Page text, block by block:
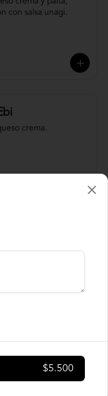
con salsa unagi.
crema.
y pepino,
$5.500